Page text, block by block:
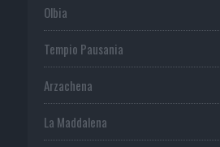
Olbia
Tempio Pausania
Arzachena
La Maddalena